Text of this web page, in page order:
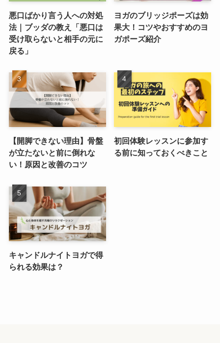
悪口ばかり言う人への対処
法｜ブッダの教え「悪口は
受け取らないと相手の元に
戻る」
ヨガのブリッジポーズは効
果大！コツやおすすめのヨ
ガポーズ紹介
【開脚できない理由】骨盤
が立たないと前に倒れな
い！原因と改善のコツ
初回体験レッスンに参加す
る前に知っておくべきこと
キャンドルナイトヨガで得
られる効果は？